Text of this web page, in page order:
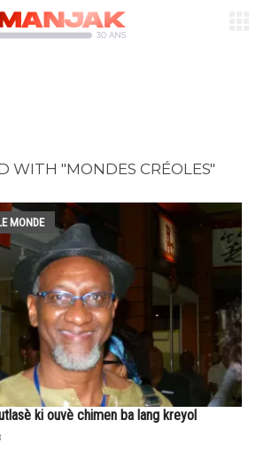
WITH "MONDES CRÉOLES"
MONDE
ki ouvè chimen ba lang kreyol